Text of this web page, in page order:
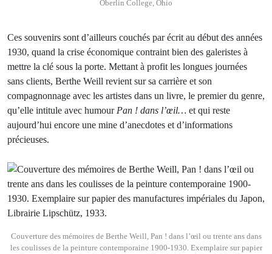
Oberlin College, Ohio
Ces souvenirs sont d’ailleurs couchés par écrit au début des années
1930, quand la crise économique contraint bien des galeristes à
mettre la clé sous la porte. Mettant à profit les longues journées
sans clients, Berthe Weill revient sur sa carrière et son
compagnonnage avec les artistes dans un livre, le premier du genre,
qu’elle intitule avec humour Pan ! dans l’œil… et qui reste
aujourd’hui encore une mine d’anecdotes et d’informations
précieuses.
Couverture des mémoires de Berthe Weill, Pan ! dans l’œil ou trente ans dans
les coulisses de la peinture contemporaine 1900-1930. Exemplaire sur papier